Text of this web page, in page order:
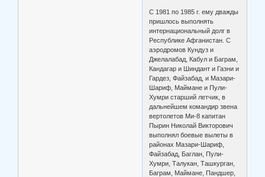
С 1981 по 1985 г. ему дважды
пришлось выполнять
интернациональный долг в
Республике Афганистан. С
аэродромов Кундуз и
Джелалабад, Кабул и Баграм,
Кандагар и Шиндант и Газни и
Гардез, Файзабад, и Мазари-
Шариф, Маймане и Пули-
Хумри старший летчик, в
дальнейшем командир звена
вертолетов Ми-8 капитан
Пырин Николай Викторович
выполнял боевые вылеты в
районах Мазари-Шариф,
Файзабад, Баглан, Пули-
Хумри, Талукан, Ташкурган,
Баграм, Маймане, Пандшер,